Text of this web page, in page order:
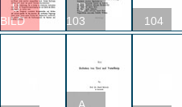
U
BILD
U
103
104